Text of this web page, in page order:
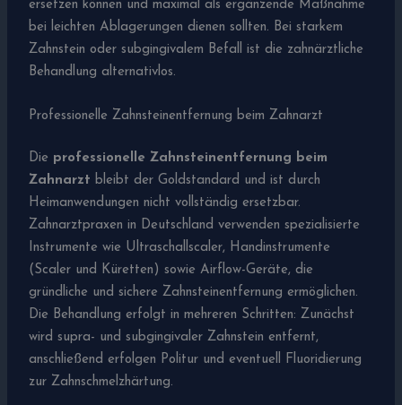
ersetzen können und maximal als ergänzende Maßnahme
bei leichten Ablagerungen dienen sollten. Bei starkem
Zahnstein oder subgingivalem Befall ist die zahnärztliche
Behandlung alternativlos.
Professionelle Zahnsteinentfernung beim Zahnarzt
Die professionelle Zahnsteinentfernung beim
Zahnarzt bleibt der Goldstandard und ist durch
Heimanwendungen nicht vollständig ersetzbar.
Zahnarztpraxen in Deutschland verwenden spezialisierte
Instrumente wie Ultraschallscaler, Handinstrumente
(Scaler und Küretten) sowie Airflow-Geräte, die
gründliche und sichere Zahnsteinentfernung ermöglichen.
Die Behandlung erfolgt in mehreren Schritten: Zunächst
wird supra- und subgingivaler Zahnstein entfernt,
anschließend erfolgen Politur und eventuell Fluoridierung
zur Zahnschmelzhärtung.